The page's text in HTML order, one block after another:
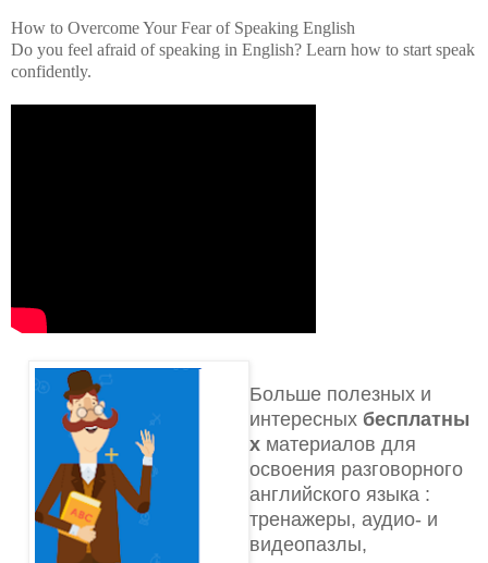
How to Overcome Your Fear of Speaking English
Do you feel afraid of speaking in English? Learn how to start speak
confidently.
Больше полезных и
интересных бесплатны
хматериалов для
освоения разговорного
английского языка :
тренажеры, аудио- и
видеопазлы,